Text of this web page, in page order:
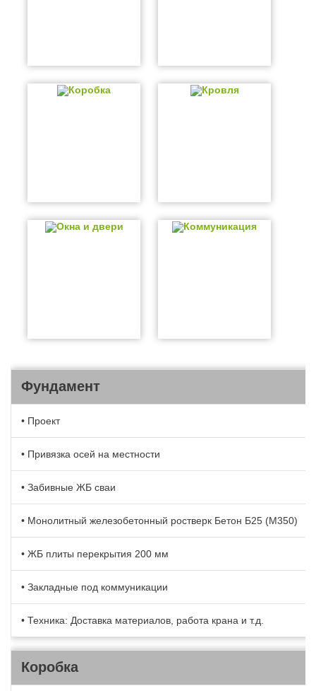
Коробка Кровля
Окна и двери Коммуникация
Фундамент
• Проект
• Привязка осей на местности
• Забивные ЖБ сваи
• Монолитный железобетонный ростверк Бетон Б25 (М350)
• ЖБ плиты перекрытия 200 мм
• Закладные под коммуникации
• Техника: Доставка материалов, работа крана и т.д.
Коробка